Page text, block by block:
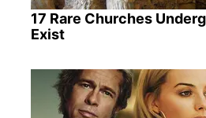
17 Rare Churches
Exist